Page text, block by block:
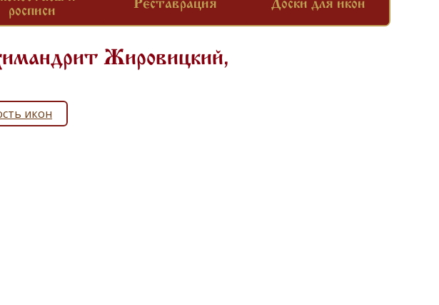
росписи
Реставрация Доски для икон
Жировицкий,
икон